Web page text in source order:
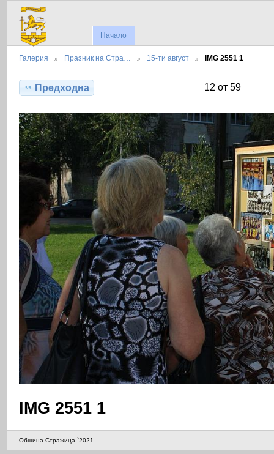
Начало
Галерия Празник на Стра… 15-ти август IMG 2551 1
Предходна 12 от 59
IMG 2551 1
Община Стражица `2021